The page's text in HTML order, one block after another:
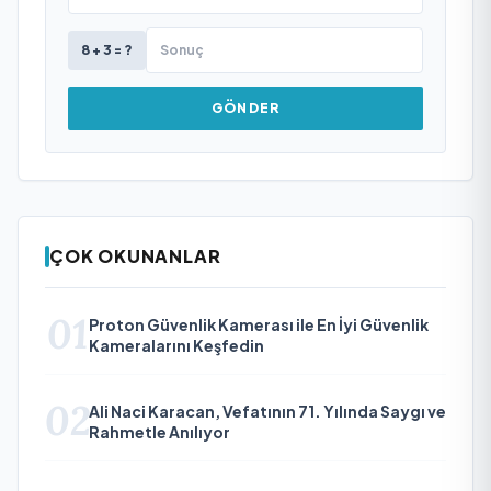
8 + 3 = ?
GÖNDER
ÇOK OKUNANLAR
01 Proton Güvenlik Kamerası ile En İyi Güvenlik
Kameralarını Keşfedin
02Ali Naci Karacan, Vefatının 71. Yılında Saygı ve
Rahmetle Anılıyor